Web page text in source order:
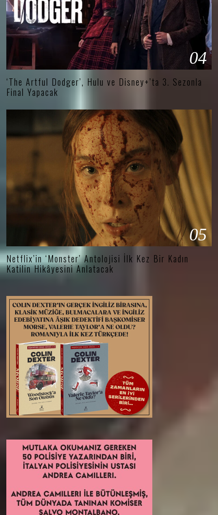
04
‘The Artful Dodger’, Hulu ve Disney+’ta 3. Sezonla
Final Yapacak
05
Netflix’in ‘Monster’ Antolojisi İlk Kez Bir Kadın
Katilin Hikâyesini Anlatacak